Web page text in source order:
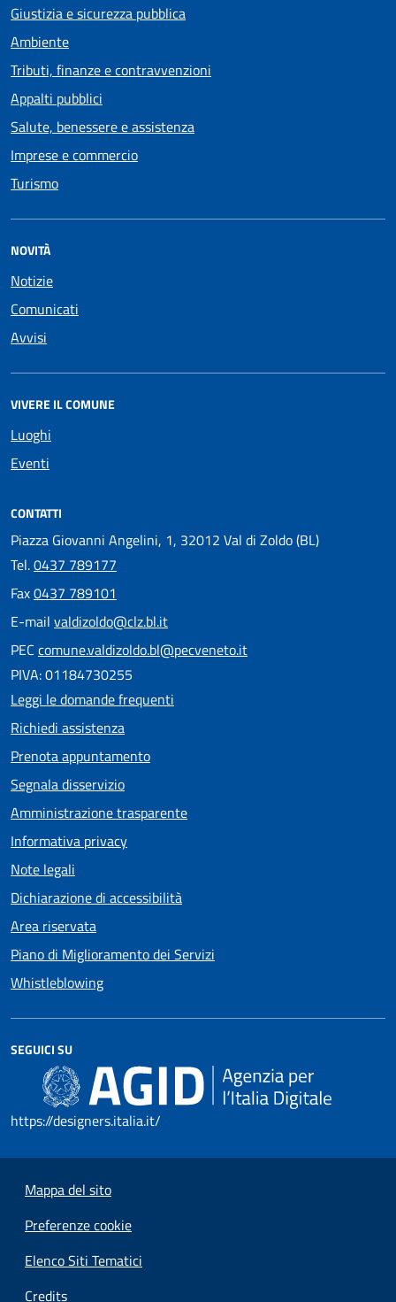
Giustizia e sicurezza pubblica
Ambiente
Tributi, finanze e contravvenzioni
Appalti pubblici
Salute, benessere e assistenza
Imprese e commercio
Turismo
NOVITÀ
Notizie
Comunicati
Avvisi
VIVERE IL COMUNE
Luoghi
Eventi
CONTATTI
Piazza Giovanni Angelini, 1, 32012 Val di Zoldo (BL)
Tel.0437 789177
Fax0437 789101
E-mail valdizoldo@clz.bl.it
PEC comune.valdizoldo.bl@pecveneto.it
PIVA: 01184730255
Leggi le domande frequenti
Richiedi assistenza
Prenota appuntamento
Segnala disservizio
Amministrazione trasparente
Informativa privacy
Note legali
Dichiarazione di accessibilità
Area riservata
Piano di Miglioramento dei Servizi
Whistleblowing
SEGUICI SU
https://designers.italia.it/
Mappa del sito
Preferenze cookie
Elenco Siti Tematici
Credits